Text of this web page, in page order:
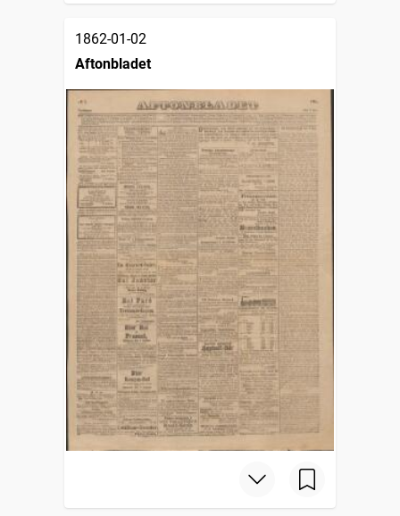
1862-01-02
Aftonbladet